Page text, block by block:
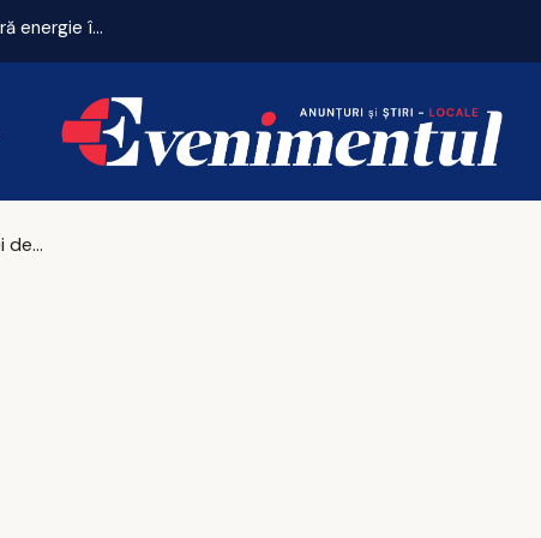
Criza energetică se adâncește. Fabricile mari pot rămâne fără energie în orele de vârf
Horoscopul zilei de luni, 15 iunie 2026